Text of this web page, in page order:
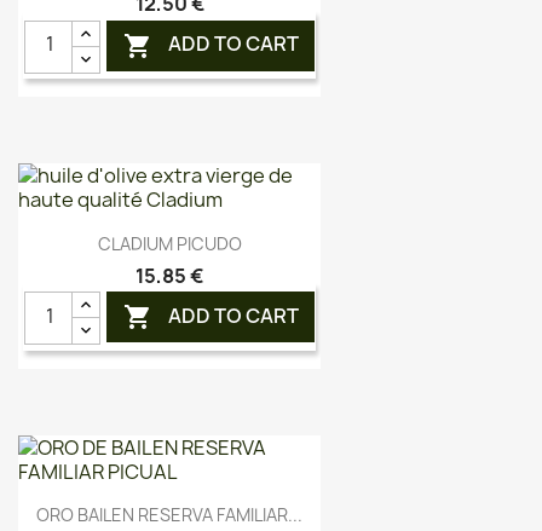
 ADD TO CART
 Aperçu rapide
CLADIUM PICUDO
15,85 €
 ADD TO CART
Aperçu rapide
ORO BAILEN RESERVA FAMILIAR...